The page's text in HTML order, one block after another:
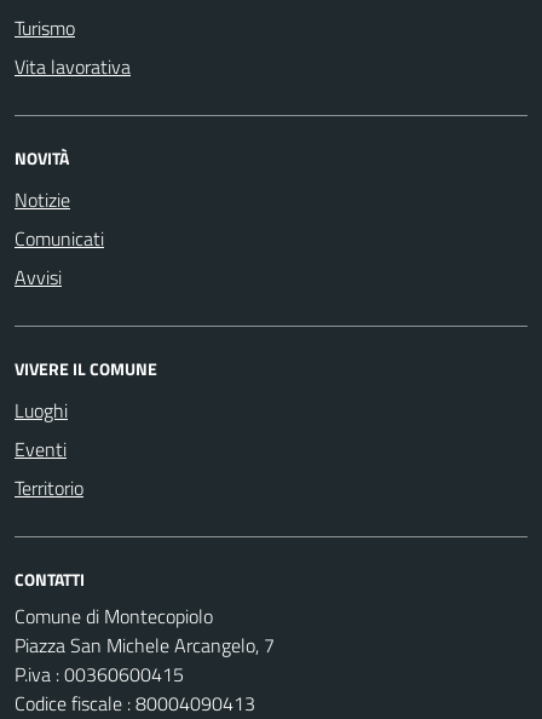
Turismo
Vita lavorativa
NOVITÀ
Notizie
Comunicati
Avvisi
VIVERE IL COMUNE
Luoghi
Eventi
Territorio
CONTATTI
Comune di Montecopiolo
Piazza San Michele Arcangelo, 7
P.iva : 00360600415
Codice fiscale : 80004090413